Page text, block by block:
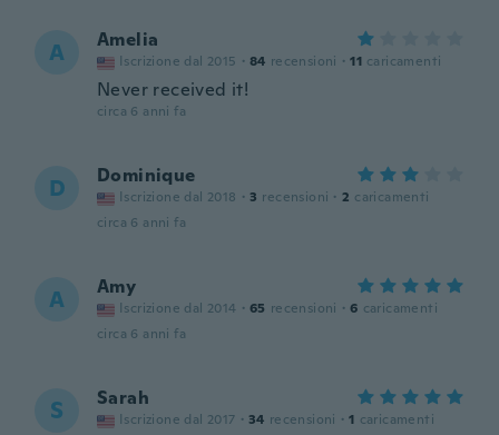
A Amelia
Iscrizione dal 2015 · 84 recensioni · 11 caricamenti
Never received it!
circa 6 anni fa
D Dominique
Iscrizione dal 2018 · 3 recensioni · 2 caricamenti
circa 6 anni fa
A Amy
Iscrizione dal 2014 · 65 recensioni · 6 caricamenti
circa 6 anni fa
S Sarah
Iscrizione dal 2017 · 34 recensioni · 1 caricamenti